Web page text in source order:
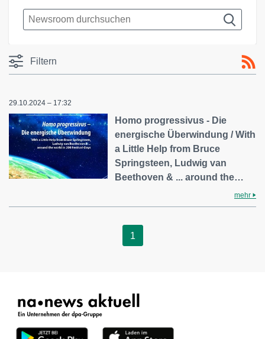
Filtern
29.10.2024 – 17:32
Homo progressivus - Die
energische Überwindung / With
a Little Help from Bruce
Springsteen, Ludwig van
Beethoven & ... around the…
mehr
1